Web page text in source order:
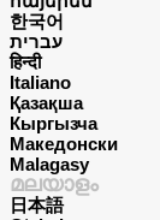
한국어
עברית
हिन्दी
Italiano
Қазақша
Кыргызча
Македонски
Malagasy
മലയാളം
日本語